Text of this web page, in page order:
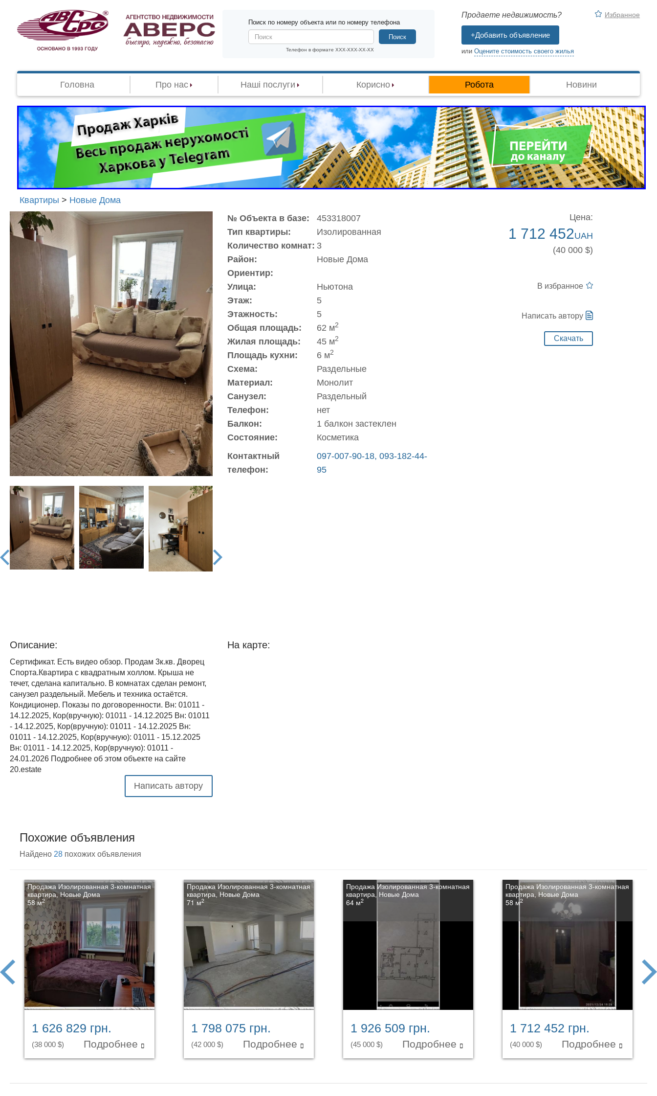
Поиск по номеру объекта или по номеру телефона
Телефон в формате XXX-XXX-XX-XX
Поиск
Продаете недвижимость?
+Добавить объявление
или Оцените стоимость своего жилья
Избранное
Головна Про нас Наші послуги Корисно Робота Новини
Квартиры > Новые Дома
Агенство
недвижимости
"Аверс"
prev
next
№ Объекта в базе:
453318007
Тип квартиры:
Изолированная
Количество комнат: 3
Район:
Новые Дома
Ориентир:
Улица:
Ньютона
Этаж:
5
Этажность:
5
Общая площадь:
62 м2
Жилая площадь: 45 м2
Площадь кухни: 6 м2
Схема:
Раздельные
Материал:
Монолит
Санузел:
Раздельный
Телефон:
нет
Балкон:
1 балкон застеклен
Состояние:
Косметика
Контактный
телефон:
097-007-90-18, 093-182-44-
95
Цена:
1 712 452UAH
(40 000 $)
В избранное
Написать автору
Скачать
Описание:
Сертификат. Есть видео обзор. Продам 3к.кв. Дворец
Спорта.Квартира с квадратным холлом. Крыша не
течет, сделана капитально. В комнатах сделан ремонт,
санузел раздельный. Мебель и техника остаётся.
Кондиционер. Показы по договоренности. Вн: 01011 -
14.12.2025, Кор(вручную): 01011 - 14.12.2025 Вн: 01011
- 14.12.2025, Кор(вручную): 01011 - 14.12.2025 Вн:
01011 - 14.12.2025, Кор(вручную): 01011 - 15.12.2025
Вн: 01011 - 14.12.2025, Кор(вручную): 01011 -
24.01.2026 Подробнее об этом объекте на сайте
20.estate
Написать автору
На карте:
Похожие объявления
Найдено 28 похожих объявления
Продажа Изолированная 3-комнатная
квартира, Новые Дома
58 м2
1 626 829 грн.
(38 000 $) Подробнее
Продажа Изолированная 3-комнатная
квартира, Новые Дома
71 м2
1 798 075 грн.
(42 000 $) Подробнее
Продажа Изолированная 3-комнатная
квартира, Новые Дома
64 м2
1 926 509 грн.
(45 000 $) Подробнее
Продажа Изолированная 3-комнатная
квартира, Новые Дома
58 м2
1 712 452 грн.
(40 000 $) Подробнее
prev
next